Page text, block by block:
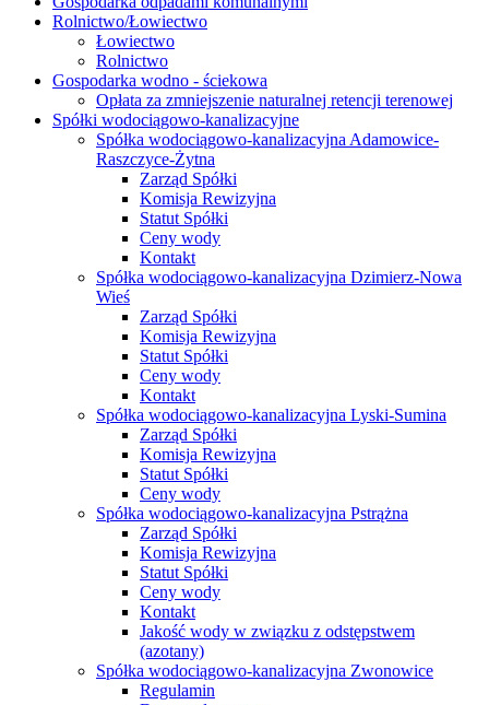
Rolnictwo/Łowiectwo
Łowiectwo
Rolnictwo
Gospodarka wodno - ściekowa
Opłata za zmniejszenie naturalnej retencji terenowej
Spółki wodociągowo-kanalizacyjne
Spółka wodociągowo-kanalizacyjna Adamowice-
Raszczyce-Żytna
Zarząd Spółki
Komisja Rewizyjna
Statut Spółki
Ceny wody
Kontakt
Spółka wodociągowo-kanalizacyjna Dzimierz-Nowa
Wieś
Zarząd Spółki
Komisja Rewizyjna
Statut Spółki
Ceny wody
Kontakt
Spółka wodociągowo-kanalizacyjna Lyski-Sumina
Zarząd Spółki
Komisja Rewizyjna
Statut Spółki
Ceny wody
Spółka wodociągowo-kanalizacyjna Pstrążna
Zarząd Spółki
Komisja Rewizyjna
Statut Spółki
Ceny wody
Kontakt
Jakość wody w związku z odstępstwem
(azotany)
Spółka wodociągowo-kanalizacyjna Zwonowice
Regulamin